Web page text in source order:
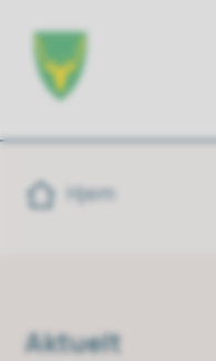
Forsiden
Du er her:
Hjem
Aktuelt